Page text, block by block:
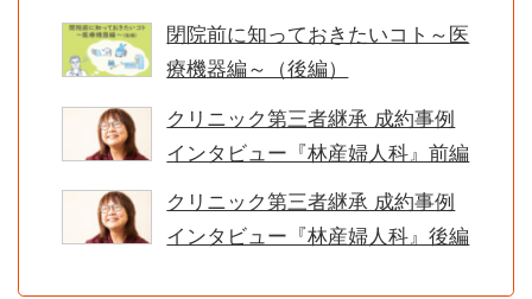
閉院前に知っておきたいコト～医
療機器編～（後編）
クリニック第三者継承 成約事例
インタビュー『林産婦人科』前編
クリニック第三者継承 成約事例
インタビュー『林産婦人科』後編